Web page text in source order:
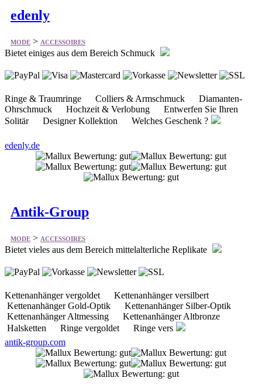
edenly
MODE > ACCESSOIRES
Bietet einiges aus dem Bereich Schmuck
Ringe & Traumringe Colliers & Armschmuck Diamanten-
Ohrschmuck Hochzeit & Verlobung Entwerfen Sie Ihren
Solitär Designer Kollektion Welches Geschenk ?
edenly.de
Antik-Group
MODE > ACCESSOIRES
Bietet vieles aus dem Bereich mittelalterliche Replikate
Kettenanhänger vergoldet Kettenanhänger versilbert
Kettenanhänger Gold-Optik Kettenanhänger Silber-Optik
Kettenanhänger Altmessing Kettenanhänger Altbronze
Halsketten Ringe vergoldet Ringe vers
antik-group.com